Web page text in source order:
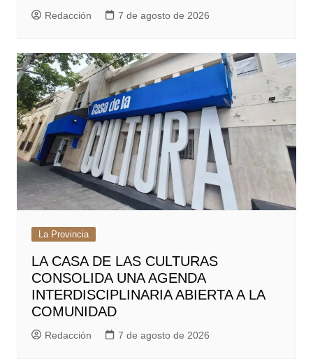
Redacción 7 de agosto de 2026
La Provincia
LA CASA DE LAS CULTURAS
CONSOLIDA UNA AGENDA
INTERDISCIPLINARIA ABIERTA A LA
COMUNIDAD
Redacción 7 de agosto de 2026